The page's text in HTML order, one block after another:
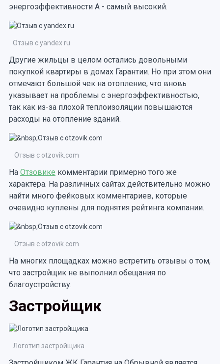
энергоэффективности А - самый высокий.
Отзыв с yandex.ru
Другие жильцы в целом остались довольными
покупкой квартиры в домах Гарантии. Но при этом они
отмечают большой чек на отопление, что вновь
указывает на проблемы с энергоэффективностью,
так как из-за плохой теплоизоляции повышаются
расходы на отопление зданий.
Отзыв с otzovik.com
На Отзовике комментарии примерно того же
характера. На различных сайтах действительно можно
найти много фейковых комментариев, которые
очевидно куплены для поднятия рейтинга компании.
Отзыв с otzovik.com
На многих площадках можно встретить отзывы о том,
что застройщик не выполнил обещания по
благоустройству.
Застройщик
Логотип застройщика